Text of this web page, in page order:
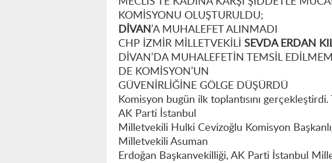
KOMİSYONU OLUŞTURULDU;
DİVAN ’A MUHALEFET ALINMADI
CHP İZMİR MİLLETVEKİLİ SEVDA ERDAN
DİVAN’DA MUHALEFETİN TEMSİL
DE KOMİSYON’UN
GÜVENİRLİĞİNE GÖLGE DÜŞÜRDÜ
Komisyon bugün ilk toplantısını gerçekleştirdi.
AK Parti İstanbul
Milletvekili Hulki Cevizoğlu Komisyon
Milletvekili Asuman
Erdoğan Başkanvekilliği, AK Parti İstanbul